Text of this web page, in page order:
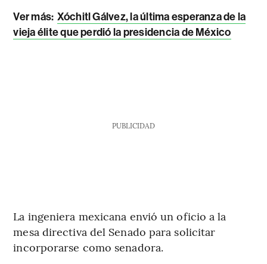
Ver más: Xóchitl Gálvez, la última esperanza de la
vieja élite que perdió la presidencia de México
PUBLICIDAD
La ingeniera mexicana envió un oficio a la
mesa directiva del Senado para solicitar
incorporarse como senadora.